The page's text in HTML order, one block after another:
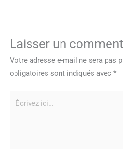
Laisser un
Votre adresse e-mail ne sera pas
obligatoires sont indiqués avec *